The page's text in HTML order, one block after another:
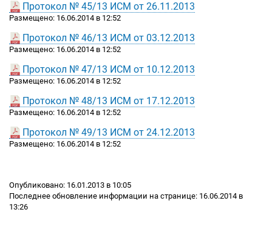
Протокол № 45/13 ИСМ от 26.11.2013
Размещено: 16.06.2014 в 12:52
Протокол № 46/13 ИСМ от 03.12.2013
Размещено: 16.06.2014 в 12:52
Протокол № 47/13 ИСМ от 10.12.2013
Размещено: 16.06.2014 в 12:52
Протокол № 48/13 ИСМ от 17.12.2013
Размещено: 16.06.2014 в 12:52
Протокол № 49/13 ИСМ от 24.12.2013
Размещено: 16.06.2014 в 12:52
Опубликовано: 16.01.2013 в 10:05
Последнее обновление информации на странице: 16.06.2014 в
13:26